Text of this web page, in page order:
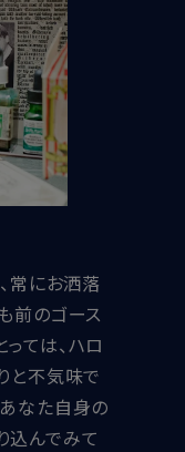
常にお洒落
前のゴース
ては、ハロ
と不気味で
なた自身の
込んでみて